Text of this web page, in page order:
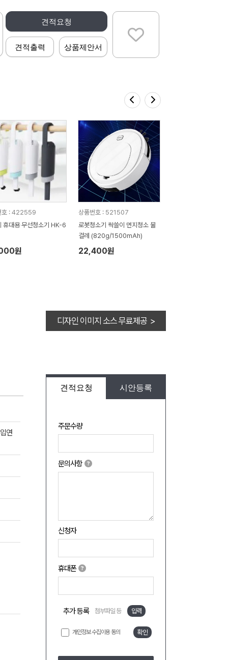
견적요청
견적출력 상품제안서
호 : 422559
휴대용 무선청소기 HK-6
원
상품번호 : 521507
로봇청소기 싹쓸이 먼지청소 물
걸레 (820g/1500mAh)
22,400원
디자인 이미지 소스 무료제공 >
견적요청 시안등록
주문수량
문의사항
신청자
휴대폰
추가 등록 첨부파일 등 입력
개인정보 수집이용 동의 확인
연